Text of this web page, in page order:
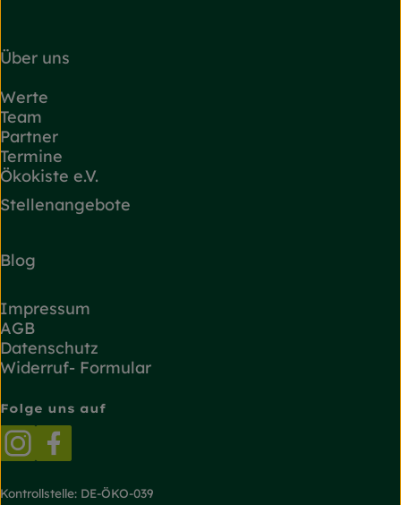
Über uns
Werte
Team
Partner
Termine
Ökokiste e.V.
Stellenangebote
Blog
Impressum
AGB
Datenschutz
Widerruf- Formular
Folge uns auf
Externer Link zu https://
Kontrollstelle: DE-ÖKO-039